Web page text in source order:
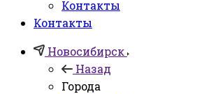
Контакты
Контакты
Новосибирск
Назад
Города